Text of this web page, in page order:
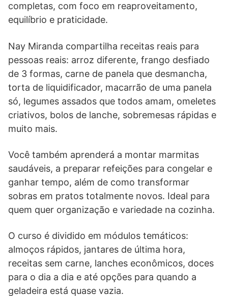
completas, com foco em reaproveitamento,
equilíbrio e praticidade.
Nay Miranda compartilha receitas reais para
pessoas reais: arroz diferente, frango desfiado
de 3 formas, carne de panela que desmancha,
torta de liquidificador, macarrão de uma panela
só, legumes assados que todos amam, omeletes
criativos, bolos de lanche, sobremesas rápidas e
muito mais.
Você também aprenderá a montar marmitas
saudáveis, a preparar refeições para congelar e
ganhar tempo, além de como transformar
sobras em pratos totalmente novos. Ideal para
quem quer organização e variedade na cozinha.
O curso é dividido em módulos temáticos:
almoços rápidos, jantares de última hora,
receitas sem carne, lanches econômicos, doces
para o dia a dia e até opções para quando a
geladeira está quase vazia.